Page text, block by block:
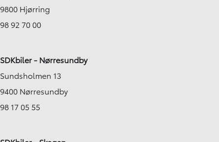
9800 Hjørring
98 92 70 00
SDKbiler - Nørresundby
Sundsholmen 13
9400 Nørresundby
98 17 05 55